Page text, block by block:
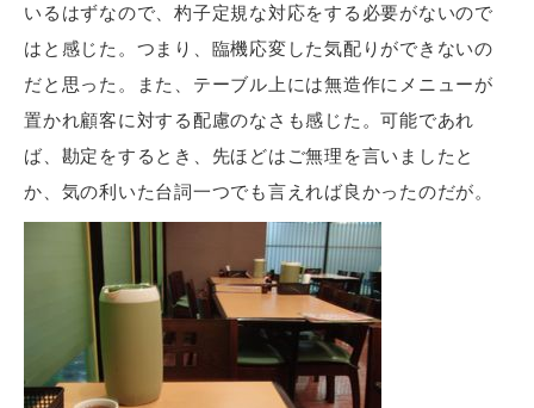
いるはずなので、杓子定規な対応をする必要がないので
はと感じた。つまり、臨機応変した気配りができないの
だと思った。また、テーブル上には無造作にメニューが
置かれ顧客に対する配慮のなさも感じた。可能であれ
ば、勘定をするとき、先ほどはご無理を言いましたと
か、気の利いた台詞一つでも言えれば良かったのだが。